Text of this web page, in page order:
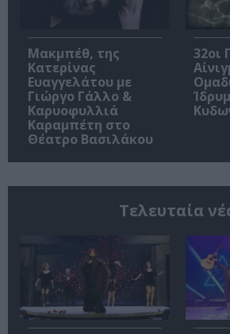
Μακμπέθ, της
Κατερίνας
Ευαγγελάτου με
Γιώργο Γάλλο &
Καρυοφυλλιά
Καραμπέτη στο
Θέατρο Βασιλάκου
32οι
Τελευταία